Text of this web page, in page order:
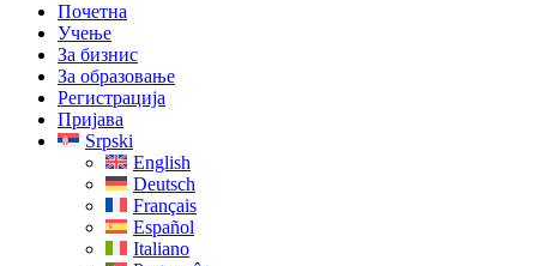
Почетна
Учење
За бизнис
За образовање
Регистрација
Пријава
Srpski
English
Deutsch
Français
Español
Italiano